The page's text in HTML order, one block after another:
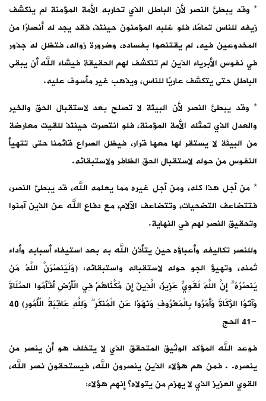
* وقد يبطئ النصر لأن الباطل الذي تحاربه الأمة المؤمنة لم ينكشف
زيفه للناس تمامًا، فلو غلبه المؤمنون حينئذ، فقد يجد له أنصارًا من
المخدوعين فيه، لم يقتنعوا بفساده، وضرورة زواله، فتظل له جذور
في نفوس الأبرياء الذين لم تنكشف لهم الحقيقة فيشاء الله أن يبقى
الباطل حتى يتكشف عاريًا للناس، ويذهب غير مأسوف عليه.
* وقد يبطئ النصر لأن البيئة لا تصلح بعد لاستقبال الحق والخير
والعدل الذي تمثله الأمة المؤمنة، فلو انتصرت حينئذ للقيت معارضة
من البيئة لا يستقر لها معها قرار، فيظل الصراع قائمنا حتى تتهيأ
النفوس من حوله لاستقبال الحق الظافر ولاستبقائه.
* من أجل هذا كله، ومن أجل غيره مما يعلمه الله، قد يبطئ النصر،
فتتضاعف التضحيات، وتتضاعف الآلام، مع دفاع الله عن الذين آمنوا
وتحقيق النصر لهم في النهاية.
وللنصر تكاليفه وأعباؤه حين يتأذن الله به بعد استيفاء أسبابه وأداء
ثمنه، وتهيؤ الجو حوله لاستقباله واستبقائه: (وَلَيَنصُرَنَّ اللَّهُ مَن
يَنصُرُهُ ۗ إِنَّ اللَّهَ لَقَوِيٌّ عَزِيزٌ، الَّذِينَ إِن مَّكَّنَّاهُمْ فِي الْأَرْضِ أَقَأمُوا الصَّلَاةَ
وَآتَوُا الزَّكَاةَ وَأَمَرُوا بِالْمَعْرُوفِ وَنَهَوْا عَنِ الْمُنكَرِ ۗ وَلِلَّهِ عَاقِبَةُ الْأُمُورِ) 40
-41 الحج
فوعد الله المؤكد الوثيق المتحقق الذي لا يتخلف هو أن ينصر من
ينصره. . فمن هم هؤلاء الذين ينصرون الله، فيستحقون نصر الله،
القوي العزيز الذي لا يهزم من يتولاه؟ إنهم هؤلاء: